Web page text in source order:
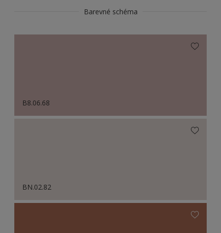
Barevné schéma
B8.06.68
BN.02.82